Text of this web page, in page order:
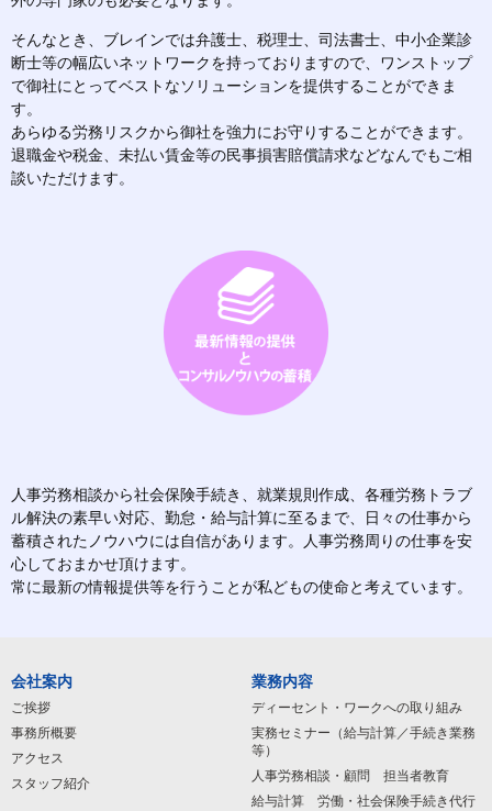
そんなとき、ブレインでは弁護士、税理士、司法書士、中小企業診
断士等の幅広いネットワークを持っておりますので、ワンストップ
で御社にとってベストなソリューションを提供することができま
す。
あらゆる労務リスクから御社を強力にお守りすることができます。
退職金や税金、未払い賃金等の民事損害賠償請求などなんでもご相
談いただけます。
人事労務相談から社会保険手続き、就業規則作成、各種労務トラブ
ル解決の素早い対応、勤怠・給与計算に至るまで、日々の仕事から
蓄積されたノウハウには自信があります。人事労務周りの仕事を安
心しておまかせ頂けます。
常に最新の情報提供等を行うことが私どもの使命と考えています。
会社案内
ご挨拶
事務所概要
アクセス
スタッフ紹介
業務内容
ディーセント・ワークへの取り組み
実務セミナー（給与計算／手続き業務
等）
人事労務相談・顧問 担当者教育
給与計算 労働・社会保険手続き代行